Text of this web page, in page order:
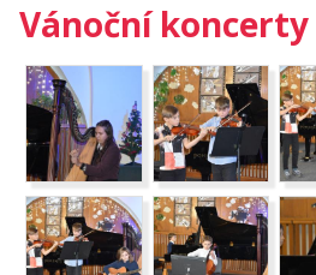
Vánoční koncerty